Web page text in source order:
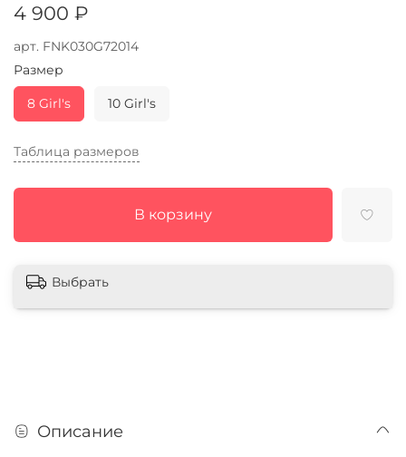
арт. FNK030G72014
4 900 ₽
Таблица размеров
В корзину
Размер
8 Girl's 10 Girl's
Выбрать
Описание